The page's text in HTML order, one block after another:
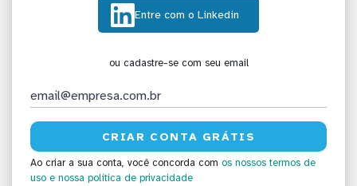
Entre com o Linkedin
ou cadastre-se com seu email
Ao criar a sua conta, você concorda com os nossos termos de
uso e nossa política de privacidade